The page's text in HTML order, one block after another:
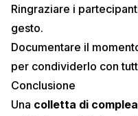
Ringraziare i
gesto.
Documentare il
per condividerlo con
Conclusione
Una colletta di